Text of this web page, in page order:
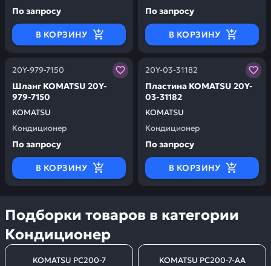
По запросу
В КОРЗИНУ
По запросу
В КОРЗИНУ
20Y-979-7150
KOMATSU
Шланг KOMATSU 20Y-
979-7150
Кондиционер
Заказывая запчасти у нас, вы получаете гарантию
По запросу
В КОРЗИНУ
20Y-03-31182
KOMATSU
Пластина KOMATSU 20Y-
03-31182
Кондиционер
Заказывая запчасти у
По запросу
В КОРЗИНУ
Подборки товаров в категории
Кондиционер
KOMATSU PC200-7 KOMATSU PC200-7-AA